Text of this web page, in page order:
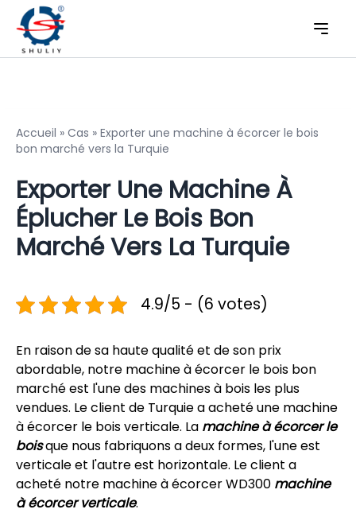
Accueil » Cas » Exporter une machine à écorcer le bois
bon marché vers la Turquie
Exporter Une Machine À
Éplucher Le Bois Bon
Marché Vers La Turquie
4.9/5 - (6 votes)
En raison de sa haute qualité et de son prix
abordable, notre machine à écorcer le bois bon
marché est l'une des machines à bois les plus
vendues. Le client de Turquie a acheté une machine
à écorcer le bois verticale. La machine à écorcer le
boisque nous fabriquons a deux formes, l'une est
verticale et l'autre est horizontale. Le client a
acheté notre machine à écorcer WD300 machine
à écorcer verticale.